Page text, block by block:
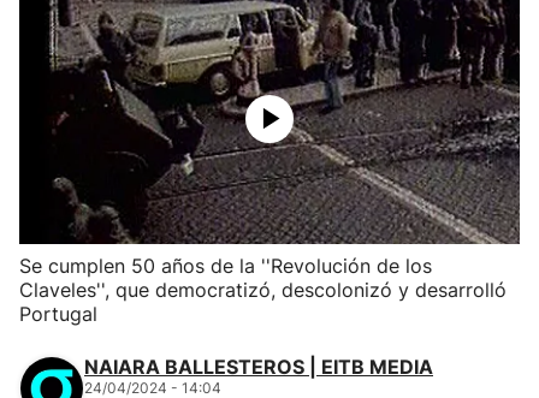
Se cumplen 50 años de la ''Revolución de los
Claveles'', que democratizó, descolonizó y desarrolló
Portugal
NAIARA BALLESTEROS | EITB MEDIA
24/04/2024 - 14:04